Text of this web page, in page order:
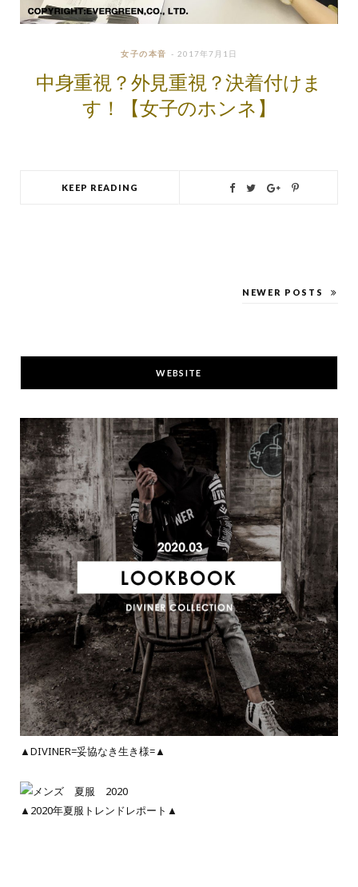
女子の本音 2017年7月1日
中身重視？外見重視？決着付けま
す！【女子のホンネ】
KEEP READING
NEWER POSTS
WEBSITE
▲DIVINER=妥協なき生き様=▲
▲2020年夏服トレンドレポート▲